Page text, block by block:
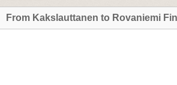
From Kakslauttanen to Rovaniemi